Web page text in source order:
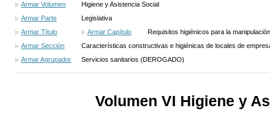
Armar Volumen
Higiene y Asistencia Social
Armar Parte
Legislativa
Armar Título
Armar Capítulo
Requisitos higiénicos para la
Armar Sección
Características constructivas e higiénicas de locales de
Armar Agrupador
Servicios sanitarios (DEROGADO)
Volumen VI Higiene y